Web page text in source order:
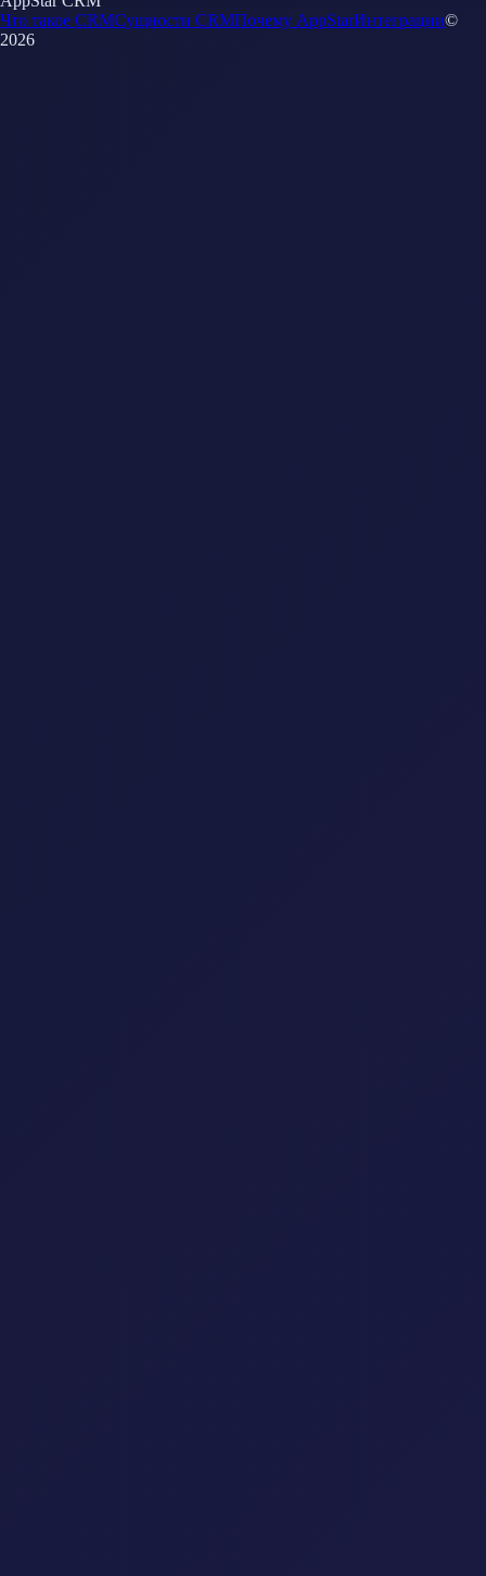
Что такое CRMСущности CRMПочему AppStarИнтеграции©
2026